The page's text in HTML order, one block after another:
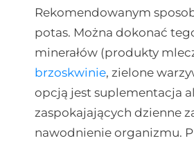
Rekomendowanym
potas. Można dokonać
minerałów (produkty
brzoskwinie, zielone
opcją jest suplementacja
zaspokajających dzienne
nawodnienie organizmu.